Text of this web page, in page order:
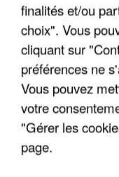
finalités et/ou
choix". Vous
cliquant sur
préférences ne
Vous pouvez
votre
"Gérer les
page.